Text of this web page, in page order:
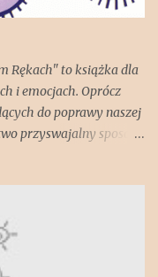
Rękach" to książka dla
i emocjach. Oprócz
do poprawy naszej
przyswajalny sposób
prawda?;) Książka
i zewnętrznych,
i co możemy zrobić,